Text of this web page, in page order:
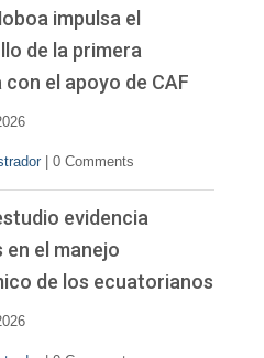
impulsa el
de la primera
el apoyo de CAF
0 Comments
evidencia
en el manejo
de los ecuatorianos